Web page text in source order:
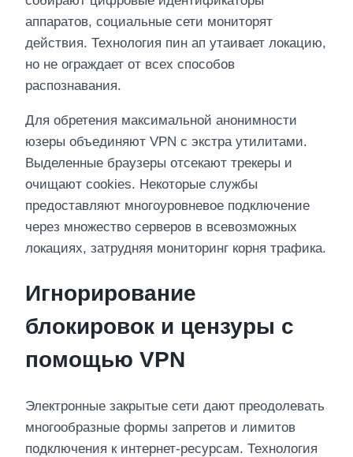
аппаратов, социальные сети мониторят
действия. Технология пин ап утаивает локацию,
но не ограждает от всех способов
распознавания.
Для обретения максимальной анонимности
юзеры объединяют VPN с экстра утилитами.
Выделенные браузеры отсекают трекеры и
очищают cookies. Некоторые службы
предоставляют многоуровневое подключение
через множество серверов в всевозможных
локациях, затрудняя мониторинг корня трафика.
Игнорирование
блокировок и цензуры с
помощью VPN
Электронные закрытые сети дают преодолевать
многообразные формы запретов и лимитов
подключения к интернет-ресурсам. Технология